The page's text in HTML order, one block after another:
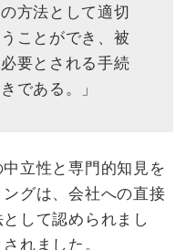
方法として適切
ことができ、被
要とされる手続
である。」
立性と専門的知見を
グは、会社への直接
して認められまし
れました。